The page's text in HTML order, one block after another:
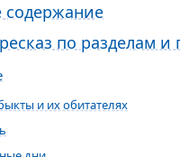
содержание
по разделам и
и их обитателях